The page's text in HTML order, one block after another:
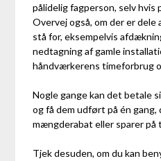
pålidelig fagperson, selv hvis
Overvej også, om der er dele
stå for, eksempelvis
nedtagning af gamle
håndværkerens timeforbrug
Nogle gange kan det betale
og få dem udført på én
mængderabat eller sparer
Tjek desuden, om du kan